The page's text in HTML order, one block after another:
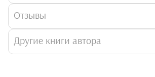
Отзывы
Другие книги автора